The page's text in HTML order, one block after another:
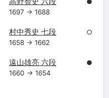
1697 → 1688
●
村中秀史 七段
1658 → 1662
○
遠山雄亮 六段
1660 → 1654
●